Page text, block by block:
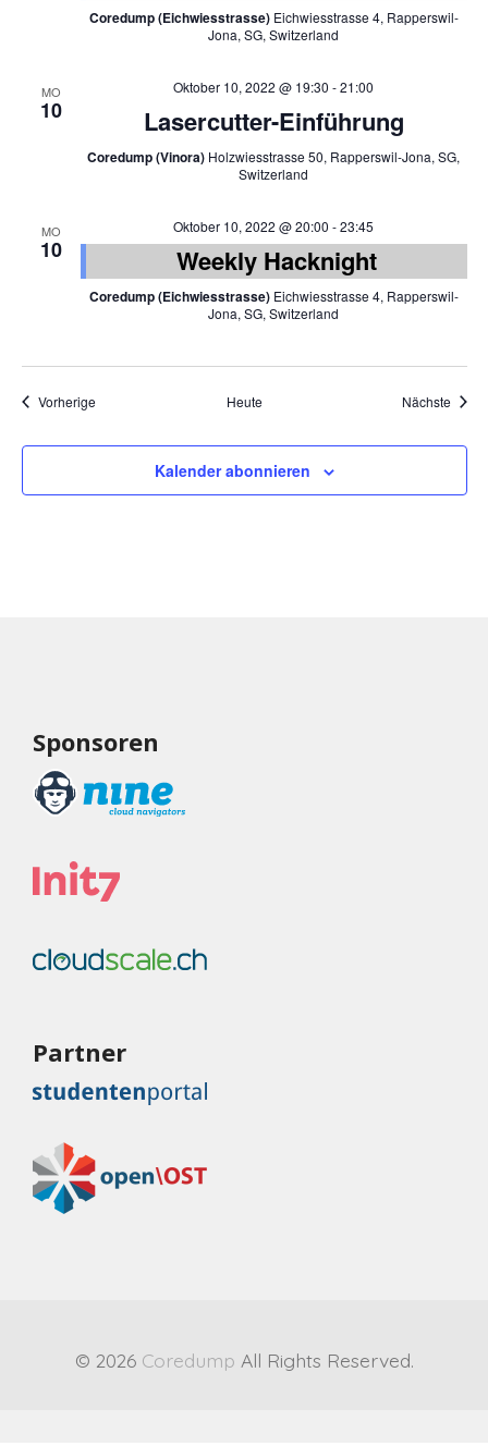
Coredump (Eichwiesstrasse) Eichwiesstrasse 4, Rapperswil-
Jona, SG, Switzerland
MO
10
Oktober 10, 2022 @ 19:30 -21:00
Lasercutter-Einführung
Coredump (Vinora) Holzwiesstrasse 50, Rapperswil-Jona, SG,
Switzerland
MO
10
Oktober 10, 2022 @ 20:00 -23:45
Weekly Hacknight
Coredump (Eichwiesstrasse) Eichwiesstrasse 4, Rapperswil-
Jona, SG, Switzerland
VorherigeVeranstaltungen Heute Nächste
Kalender abonnieren
Sponsoren
Partner
© 2026 Coredump All Rights Reserved.